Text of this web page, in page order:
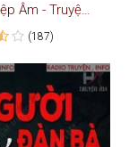
Trả Nghiệp Âm - Truyện Kinh Dị
(187)